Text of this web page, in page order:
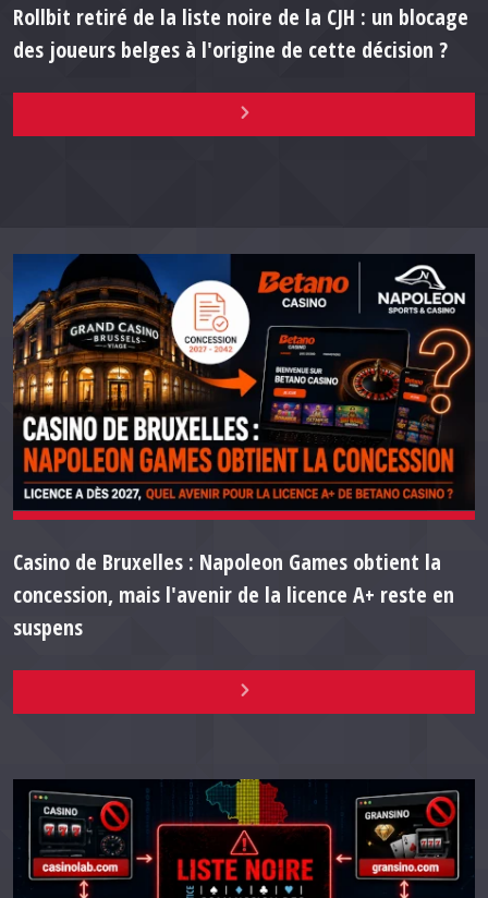
Rollbit retiré de la liste noire de la CJH : un blocage
des joueurs belges à l'origine de cette décision ?
Casino de Bruxelles : Napoleon Games obtient la
concession, mais l'avenir de la licence A+ reste en
suspens